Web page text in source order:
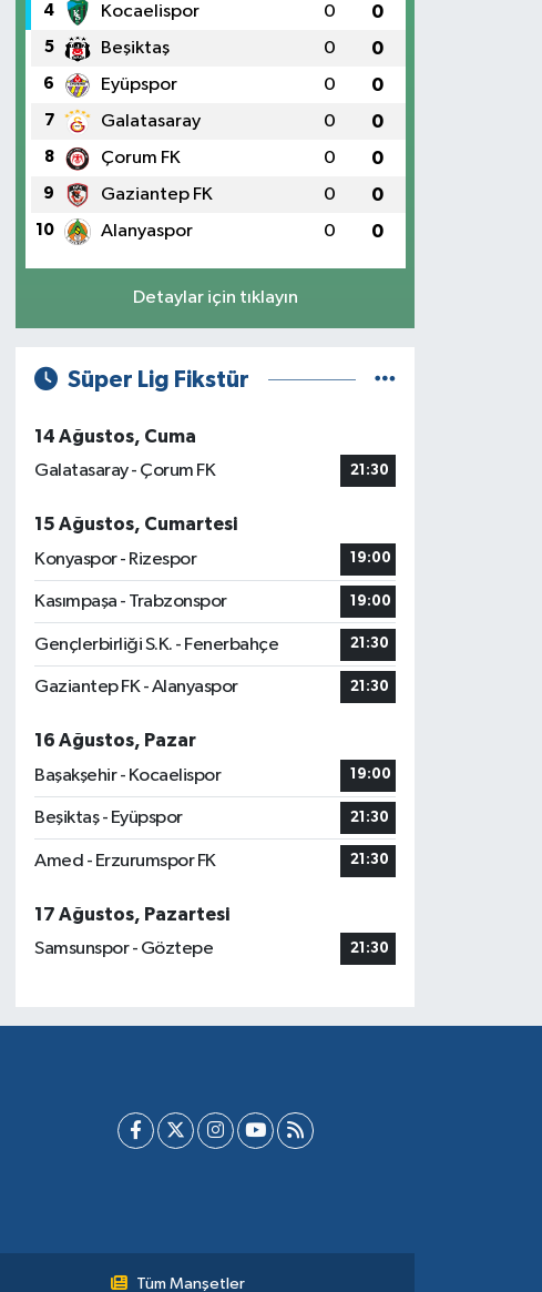
4 Kocaelispor 0 0
5 Beşiktaş 0 0
6 Eyüpspor 0 0
7 Galatasaray 0 0
8 Çorum FK 0 0
9 Gaziantep FK 0 0
10 Alanyaspor 0 0
Detaylar için tıklayın
Süper Lig Fikstür
14 Ağustos, Cuma
Galatasaray - Çorum FK
21:30
15 Ağustos, Cumartesi
Konyaspor - Rizespor
19:00
Kasımpaşa - Trabzonspor 19:00
Gençlerbirliği S.K. - Fenerbahçe 21:30
Gaziantep FK - Alanyaspor 21:30
16 Ağustos, Pazar
Başakşehir - Kocaelispor
19:00
Beşiktaş - Eyüpspor 21:30
Amed - Erzurumspor FK 21:30
17 Ağustos, Pazartesi
Samsunspor - Göztepe
21:30
Tüm Manşetler